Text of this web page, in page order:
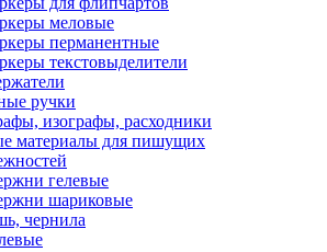
меловые
перманентные
текстовыделители
ручки
изографы, расходники
материалы для пишущих
гелевые
шариковые
чернила